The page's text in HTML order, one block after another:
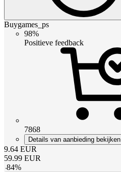
Buygames_ps
98%
Positieve feedback
7868
Details van aanbieding bekijken
9.64 EUR
59.99 EUR
-84%